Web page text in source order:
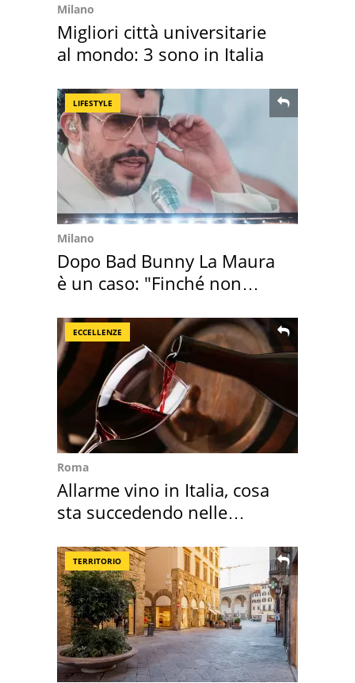
Milano
Migliori città universitarie
al mondo: 3 sono in Italia
LIFESTYLE
Milano
Dopo Bad Bunny La Maura
è un caso: "Finché non
ECCELLENZE
Roma
Allarme vino in Italia, cosa
sta succedendo nelle
TERRITORIO